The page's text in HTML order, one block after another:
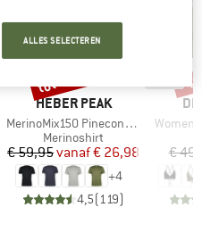
MERK
HEBER PEAK
Artikel
MerinoMix150 PineconeHe. II T-Shirt
Productgroep
Merinoshirt
Prijs
€ 59,95 Verlaagde prijs
vanaf€ 26,98
+4
4,5( 119)
tot -55%
Artikel
€
-
ALLES SELECTEREN